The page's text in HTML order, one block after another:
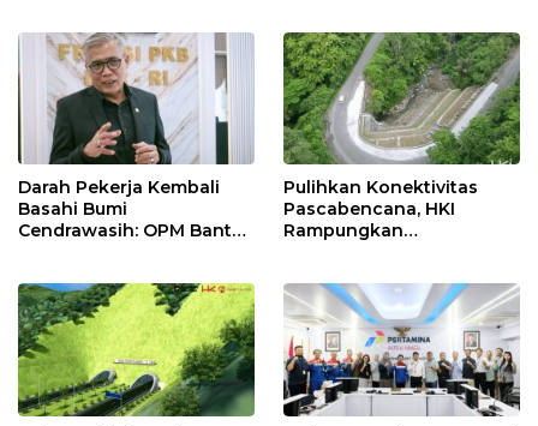
Keselamatan Kerja
Darah Pekerja Kembali
Basahi Bumi
Cendrawasih: OPM Bantai
Pulihkan Konektivitas
Pascabencana, HKI
Rampungkan